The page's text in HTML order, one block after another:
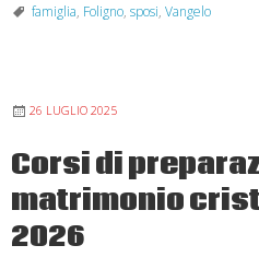
famiglia, Foligno, sposi, Vangelo
26 LUGLIO 2025
Corsi di
matrimonio
2026